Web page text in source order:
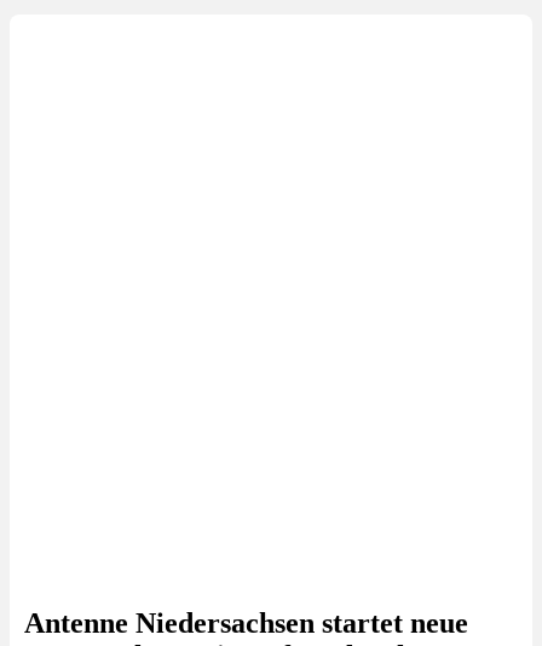
Antenne Niedersachsen startet neue